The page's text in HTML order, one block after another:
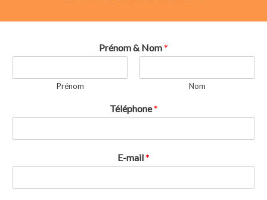
Prénom & Nom*
Prénom Nom
Téléphone*
E-mail*